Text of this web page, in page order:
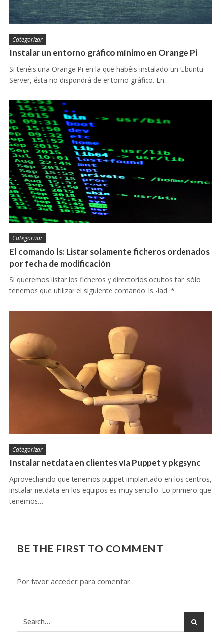
Categorizar
Instalar un entorno gráfico mínimo en Orange Pi
Si tenéis una Orange Pi en la que habéis instalado un Ubuntu
Server, ésta no dispondrá de entorno gráfico. En…
Categorizar
El comando ls: Listar solamente ficheros ordenados
por fecha de modificación
Si queremos listar los ficheros y directorios ocultos tan sólo
tenemos que utilizar el siguiente comando: ls -lad .*
Categorizar
Instalar netdata en clientes vía Puppet y pkgsync
Aprovechando que tenemos puppet implantado en los centros,
instalar netdata en los equipos es muy sencillo. Lo primero que
tenemos…
BE THE FIRST TO COMMENT
Por favor acceder para comentar.